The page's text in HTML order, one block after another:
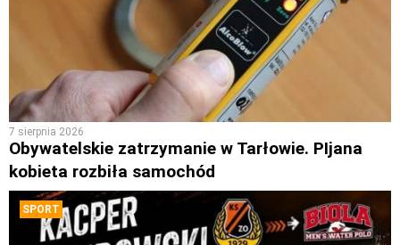
7 sierpnia 2026
Obywatelskie zatrzymanie w Tarłowie. PIjana
kobieta rozbiła samochód
SPORT